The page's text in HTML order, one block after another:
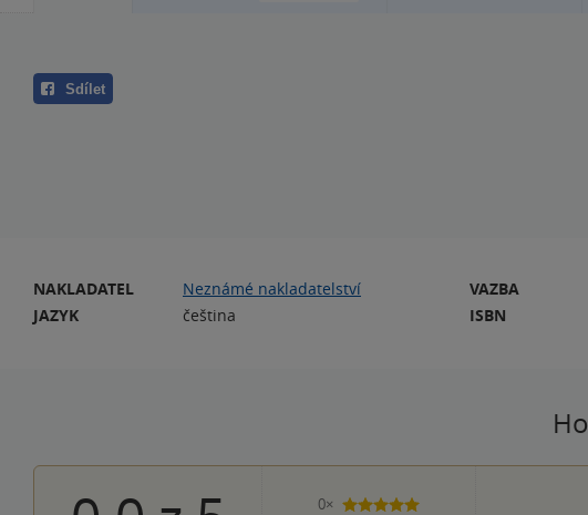
Sdílet
NAKLADATEL
Neznámé nakladatelství
JAZYK
čeština
VAZBA
ISBN
0×
5 hvězdiček